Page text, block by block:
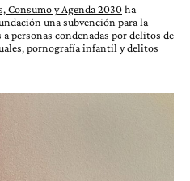
Consumo y Agenda 2030ha
una subvención para la
personas condenadas por delitos de
pornografía infantil y delitos